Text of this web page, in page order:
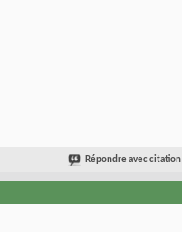
Répondre avec citation